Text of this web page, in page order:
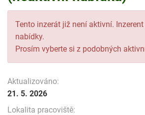
Tento inzerát již není aktivní.
nabídky.
Prosím vyberte si z podobných
Aktualizováno:
21. 5. 2026
Lokalita pracoviště: